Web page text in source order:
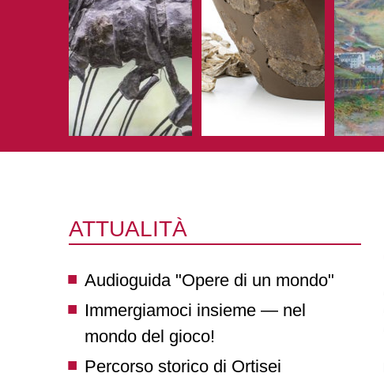
ATTUALITÀ
Audioguida "Opere di un mondo"
Immergiamoci insieme — nel
mondo del gioco!
Percorso storico di Ortisei